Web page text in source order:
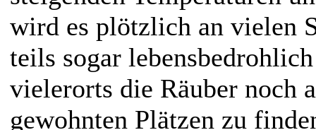
wird es plötzlich an vielen
teils sogar
vielerorts die Räuber noch
gewohnten Plätzen zu